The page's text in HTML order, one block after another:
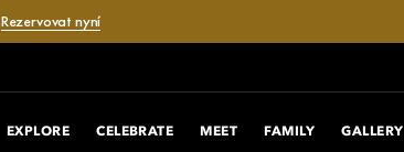
Rezervovat nyní
EXPLORE CELEBRATE MEET FAMILY GALLERY